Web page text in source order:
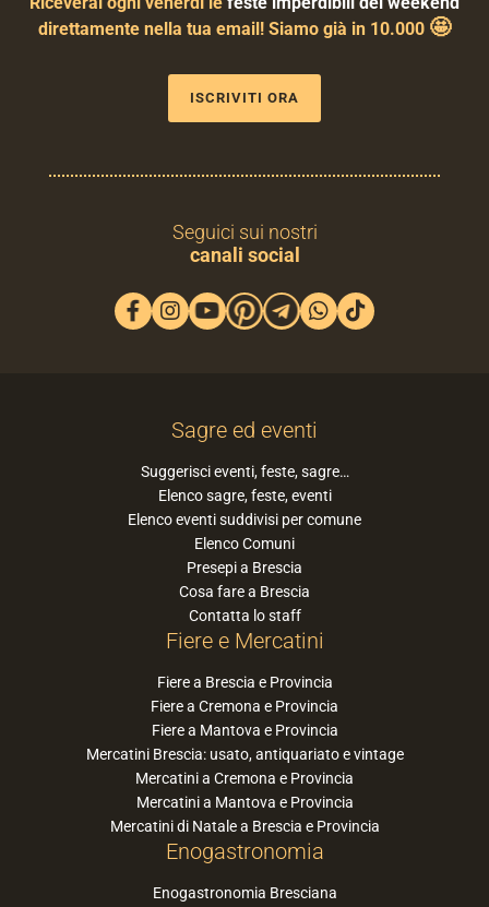
direttamente nella tua email! Siamo già in 10.000 🤩
ISCRIVITI ORA
Seguici sui nostri
canali social
Sagre ed eventi
Suggerisci eventi, feste, sagre…
Elenco sagre, feste, eventi
Elenco eventi suddivisi per comune
Elenco Comuni
Presepi a Brescia
Cosa fare a Brescia
Contatta lo staff
Fiere e Mercatini
Fiere a Brescia e Provincia
Fiere a Cremona e Provincia
Fiere a Mantova e Provincia
Mercatini Brescia: usato, antiquariato e vintage
Mercatini a Cremona e Provincia
Mercatini a Mantova e Provincia
Mercatini di Natale a Brescia e Provincia
Enogastronomia
Enogastronomia Bresciana